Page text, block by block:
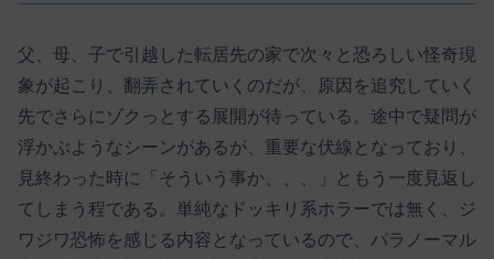
父、母、子で引越した転居先の家で次々と恐ろしい怪奇現
象が起こり、翻弄されていくのだが、原因を追究していく
先でさらにゾクっとする展開が待っている。途中で疑問が
浮かぶようなシーンがあるが、重要な伏線となっており、
見終わった時に「そういう事か、、、」ともう一度見返し
てしまう程である。単純なドッキリ系ホラーでは無く、ジ
ワジワ恐怖を感じる内容となっているので、パラノーマル